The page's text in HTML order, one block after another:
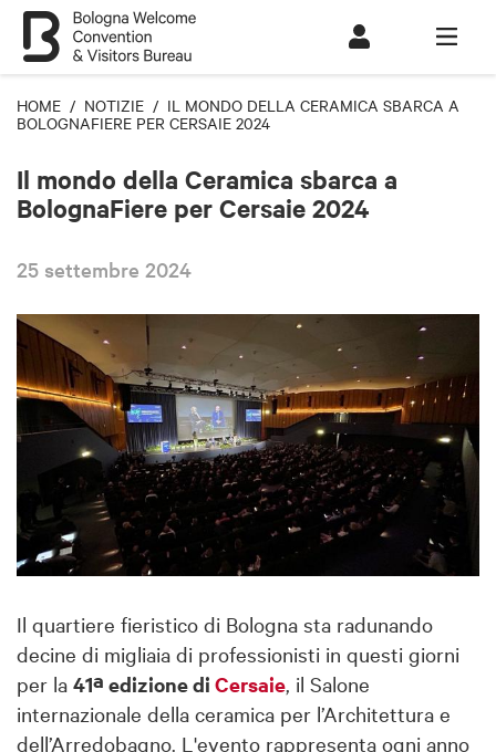
HOME / NOTIZIE / IL MONDO DELLA CERAMICA SBARCA A
BOLOGNAFIERE PER CERSAIE 2024
Il mondo della Ceramica sbarca a
BolognaFiere per Cersaie 2024
25 settembre 2024
Il quartiere fieristico di Bologna sta radunando
decine di migliaia di professionisti in questi giorni
per la 41a edizione di Cersaie, il Salone
internazionale della ceramica per l’Architettura e
dell’Arredobagno. L'evento rappresenta ogni anno